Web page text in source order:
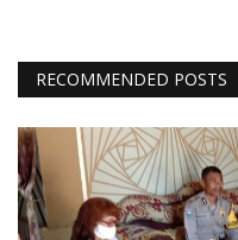
RECOMMENDED POSTS